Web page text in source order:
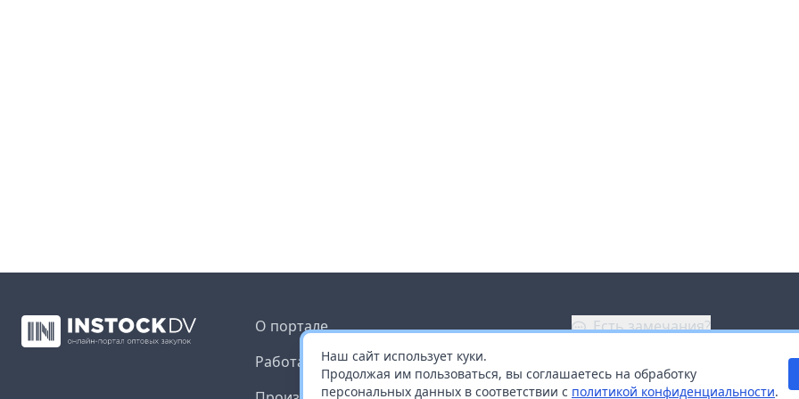
Наш сайт использует куки.
Продолжая им пользоваться, вы соглашаетесь на обработку
персональных данных в соответствии с политикой конфиденциальности.
О портале
Работа с платформой
Есть замечания?